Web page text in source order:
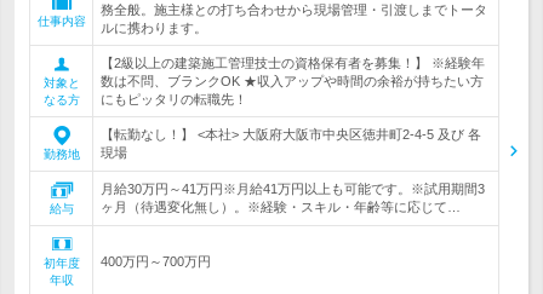
仕事内容
務全般。施主様との打ち合わせから現場管理・引渡しまでトータ
ルに携わります。
対象と
なる方
【2級以上の建築施工管理技士の資格保有者を募集！】 ※経験年
数は不問、ブランクOK ★収入アップや時間の余裕が持ちたい方
にもピッタリの転職先！
勤務地
【転勤なし！】 <本社> 大阪府大阪市中央区徳井町2-4-5 及び 各
現場
給与
月給30万円～41万円※月給41万円以上も可能です。※試用期間3
ヶ月（待遇変化無し）。※経験・スキル・年齢等に応じて…
初年度
年収
400万円～700万円